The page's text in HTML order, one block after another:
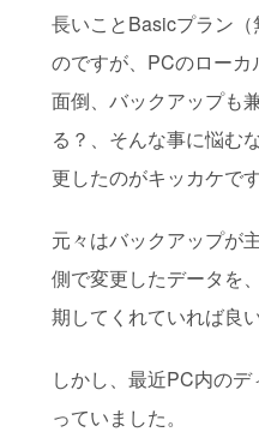
長いことBasicプラン
のですが、PCのロー
面倒、バックアップも
る？、そんな事に悩む
更したのがキッカケです
元々はバックアップが
側で変更したデータを
期してくれていれば良
しかし、最近PC内の
っていました。